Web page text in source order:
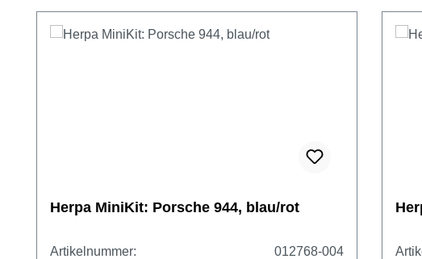
Herpa MiniKit: Porsche 944, blau/rot
Artikelnummer:
012768-004